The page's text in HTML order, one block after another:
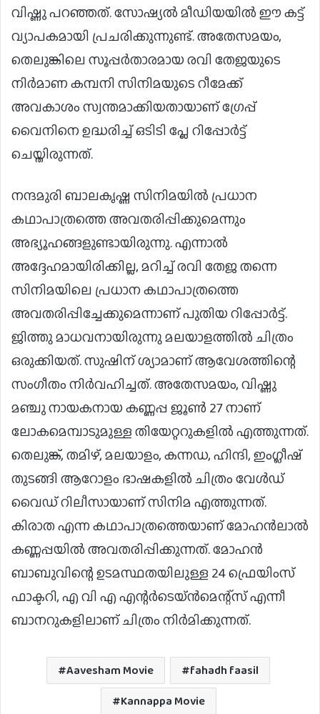
വിഷ്ണു പറഞ്ഞത്. സോഷ്യൽ മീഡിയയിൽ ഈ കട്ട്
വ്യാപകമായി പ്രചരിക്കുന്നുണ്ട്. അതേസമയം,
തെലുങ്കിലെ സൂപ്പർതാരമായ രവി തേജയുടെ
നിർമാണ കമ്പനി സിനിമയുടെ റീമേക്ക്
അവകാശം സ്വന്തമാക്കിയതായാണ് ഗ്രേപ്പ്
വൈനിനെ ഉദ്ധരിച്ച് ഒടിടി പ്ലേ റിപ്പോർട്ട്
ചെയ്തിരുന്നത്.
നന്ദമുരി ബാലകൃഷ്ണ സിനിമയിൽ പ്രധാന
കഥാപാത്രത്തെ അവതരിപ്പിക്കുമെന്നും
അഭ്യൂഹങ്ങളുണ്ടായിരുന്നു. എന്നാൽ
അദ്ദേഹമായിരിക്കില്ല, മറിച്ച് രവി തേജ തന്നെ
സിനിമയിലെ പ്രധാന കഥാപാത്രത്തെ
അവതരിപ്പിച്ചേക്കുമെന്നാണ് പുതിയ റിപ്പോർട്ട്.
ജിത്തു മാധവനായിരുന്നു മലയാളത്തിൽ ചിത്രം
ഒരുക്കിയത്. സുഷിന് ശ്യാമാണ് ആവേശത്തിന്റെ
സംഗീതം നിർവഹിച്ചത്. അതേസമയം, വിഷ്ണു
മഞ്ചു നായകനായ കണ്ണപ്പ ജൂൺ 27 നാണ്
ലോകമെമ്പാടുമുള്ള തിയേറ്ററുകളിൽ എത്തുന്നത്.
തെലുങ്ക്, തമിഴ്, മലയാളം, കന്നഡ, ഹിന്ദി, ഇംഗ്ലീഷ്
തുടങ്ങി ആറോളം ഭാഷകളില്‍ ചിത്രം വേള്‍ഡ്
വൈഡ് റിലീസായാണ് സിനിമ എത്തുന്നത്.
കിരാത എന്ന കഥാപാത്രത്തെയാണ് മോഹന്‍ലാല്‍
കണ്ണപ്പയില്‍ അവതരിപ്പിക്കുന്നത്. മോഹന്‍
ബാബുവിന്റെ ഉടമസ്ഥതയിലുള്ള 24 ഫ്രെയിംസ്
ഫാക്ടറി, എ വി എ എന്റര്‍ടെയ്ന്‍മെന്റ്‌സ് എന്നീ
ബാനറുകളിലാണ് ചിത്രം നിര്‍മിക്കുന്നത്.
Aavesham Movie
fahadh faasil
Kannappa Movie